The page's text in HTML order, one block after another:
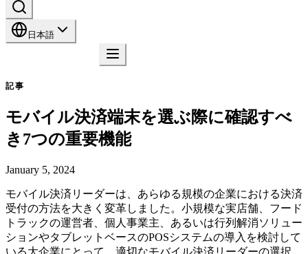
日本語
記事
モバイル決済端末を選ぶ際に確認すべ
き7つの重要機能
January 5, 2024
モバイル決済リーダーは、あらゆる規模の企業における決済
受付の方法を大きく変革しました。小規模な実店舗、フード
トラックの運営者、個人事業主、あるいは行列解消ソリュー
ションやタブレットベースのPOSシステムの導入を検討して
いる大企業にとって、適切なモバイル決済リーダーの選択